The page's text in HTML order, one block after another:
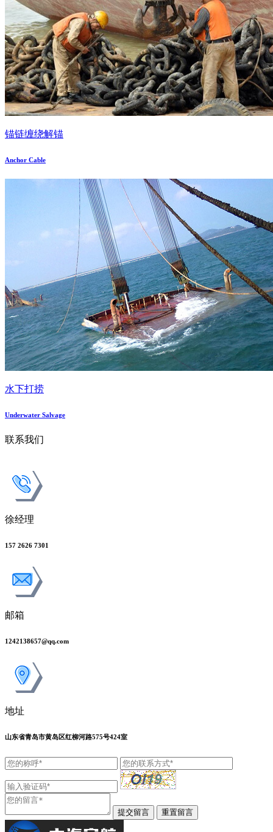
锚链缠绕解锚
Anchor Cable
水下打捞
Underwater Salvage
联系我们
徐经理
157 2626 7301
邮箱
1242138657@qq.com
地址
山东省青岛市黄岛区红柳河路575号424室